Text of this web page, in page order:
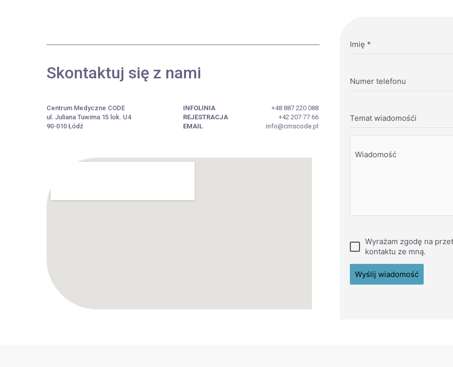
Skontaktuj się z nami
Centrum Medyczne CODE
ul. Juliana Tuwima 15 lok. U4
90-010 Łódź
INFOLINIA
REJESTRACJA
EMAIL
+48 887 220 088
+42 207 77 66
info@cmscode.pl
Imię *
Numer telefonu
Temat wiadomośći
Wiadomość
Wyrażam zgodę na
kontaktu ze mną.
Wyślij wiadomość